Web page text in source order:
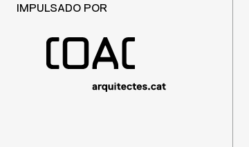
IMPULSADO POR